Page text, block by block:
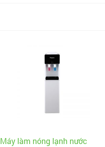
Máy làm nóng lạnh nước